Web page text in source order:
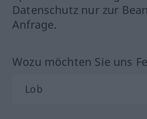
Datenschutz nur zur
Anfrage.
Wozu möchten Sie uns